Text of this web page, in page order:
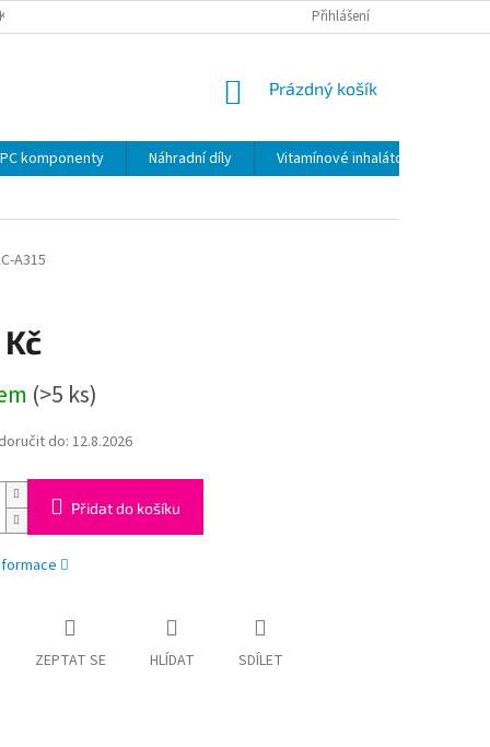
VRÁCENÍ ZBOŽÍ VE 14
Přihlášení
NÁKUPNÍ
Prázdný košík
PC komponenty Náhradní díly
Vitamínové inhalátory
A315
(>5 ks)
do: 12.8.2026
Přidat do košíku
ZEPTAT SE HLÍDAT SDÍLET